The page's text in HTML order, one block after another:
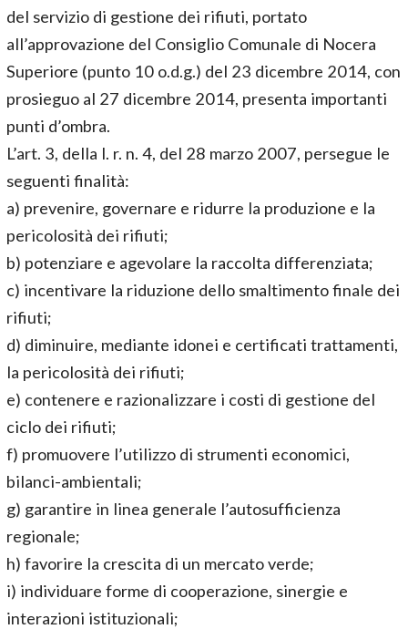
del servizio di gestione dei rifiuti, portato
all’approvazione del Consiglio Comunale di Nocera
Superiore (punto 10 o.d.g.) del 23 dicembre 2014, con
prosieguo al 27 dicembre 2014, presenta importanti
punti d’ombra.
L’art. 3, della l. r. n. 4, del 28 marzo 2007, persegue le
seguenti finalità:
a) prevenire, governare e ridurre la produzione e la
pericolosità dei rifiuti;
b) potenziare e agevolare la raccolta differenziata;
c) incentivare la riduzione dello smaltimento finale dei
rifiuti;
d) diminuire, mediante idonei e certificati trattamenti,
la pericolosità dei rifiuti;
e) contenere e razionalizzare i costi di gestione del
ciclo dei rifiuti;
f) promuovere l’utilizzo di strumenti economici,
bilanci-ambientali;
g) garantire in linea generale l’autosufficienza
regionale;
h) favorire la crescita di un mercato verde;
i) individuare forme di cooperazione, sinergie e
interazioni istituzionali;